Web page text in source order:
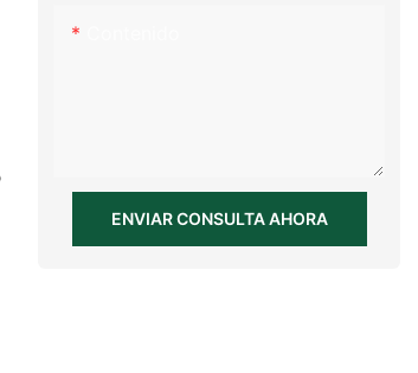
ENVIAR CONSULTA AHORA